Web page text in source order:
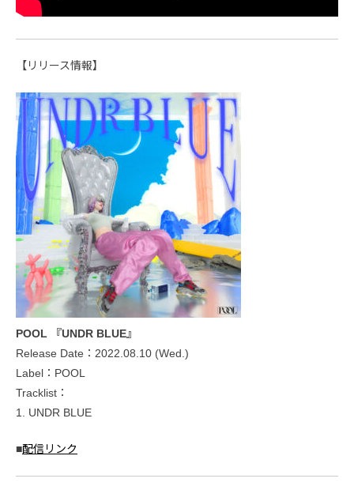
【リリース情報】
POOL 『UNDR BLUE』
Release Date：2022.08.10 (Wed.)
Label：POOL
Tracklist：
1. UNDR BLUE
■配信リンク